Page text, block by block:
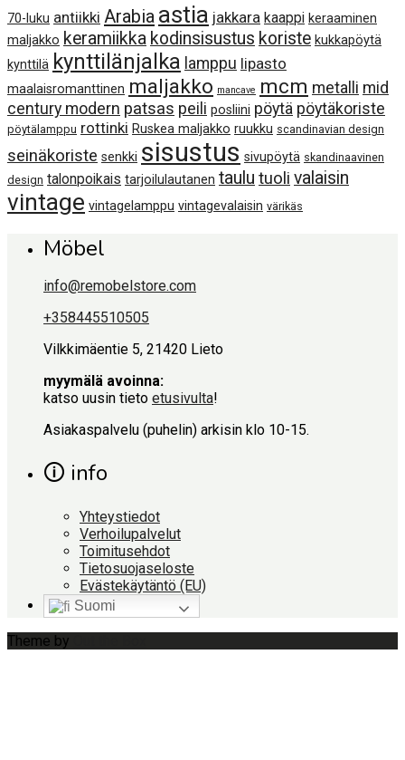
70-luku antiikki Arabia astia jakkara kaappi keraaminen
maljakko keramiikka kodinsisustus koriste kukkapöytä
kynttilä kynttilänjalka lamppu lipasto
maalaisromanttinen maljakko mancave mcm metalli mid
century modern patsas peili posliini pöytä pöytäkoriste
pöytälamppu rottinki Ruskea maljakko ruukku scandinavian design
seinäkoriste senkki sisustus sivupöytä skandinaavinen
design talonpoikais tarjoilulautanen taulu tuoli valaisin
vintage vintagelamppu vintagevalaisin värikäs
Möbel
info@remobelstore.com
+358445510505
Vilkkimäentie 5, 21420 Lieto
myymälä avoinna:
katso uusin tieto etusivulta!
Asiakaspalvelu (puhelin) arkisin klo 10-15.
🛈 info
Yhteystiedot
Verhoilupalvelut
Toimitusehdot
Tietosuojaseloste
Evästekäytäntö (EU)
Suomi
Theme by